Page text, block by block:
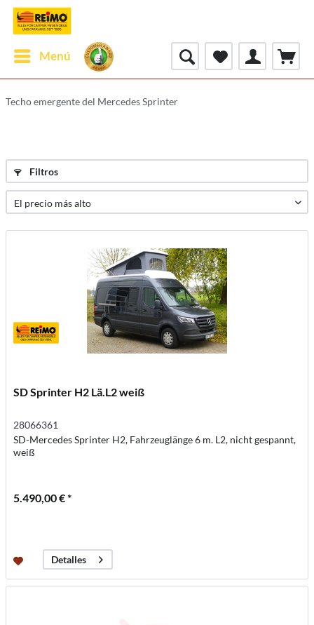
Menú
Techo emergente del Mercedes Sprinter
Filtros
SD Sprinter H2 Lä.L2 weiß
28066361
SD-Mercedes Sprinter H2, Fahrzeuglänge 6 m. L2, nicht gespannt,
weiß
5.490,00 € *
Detalles